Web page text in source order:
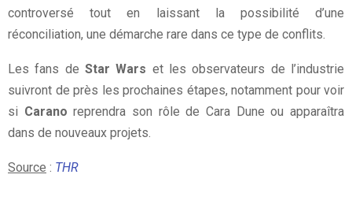
controversé tout en laissant la possibilité d’une
réconciliation, une démarche rare dans ce type de conflits.
Les fans de Star Wars et les observateurs de l’industrie
suivront de près les prochaines étapes, notamment pour voir
si Carano reprendra son rôle de Cara Dune ou apparaîtra
dans de nouveaux projets.
Source : THR